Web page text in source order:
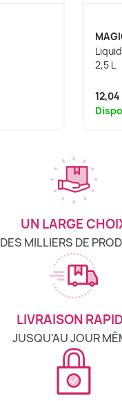
2,5 L
12,04
UN LARGE
DES MILLIERS DE
LIVRAISON
JUSQU'AU JOUR